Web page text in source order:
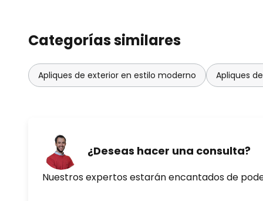
Categorías similares
Apliques de exterior en estilo moderno Apliques
¿Deseas hacer una consulta?
Nuestros expertos estarán encantados de